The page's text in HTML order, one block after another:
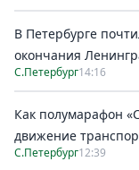
В Петербурге
окончания
С.Петербург14:16
Как полумарафон
движение
С.Петербург12:39